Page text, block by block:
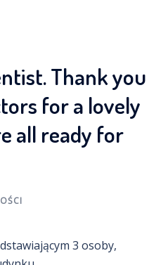
Thank you
for a lovely
all ready for